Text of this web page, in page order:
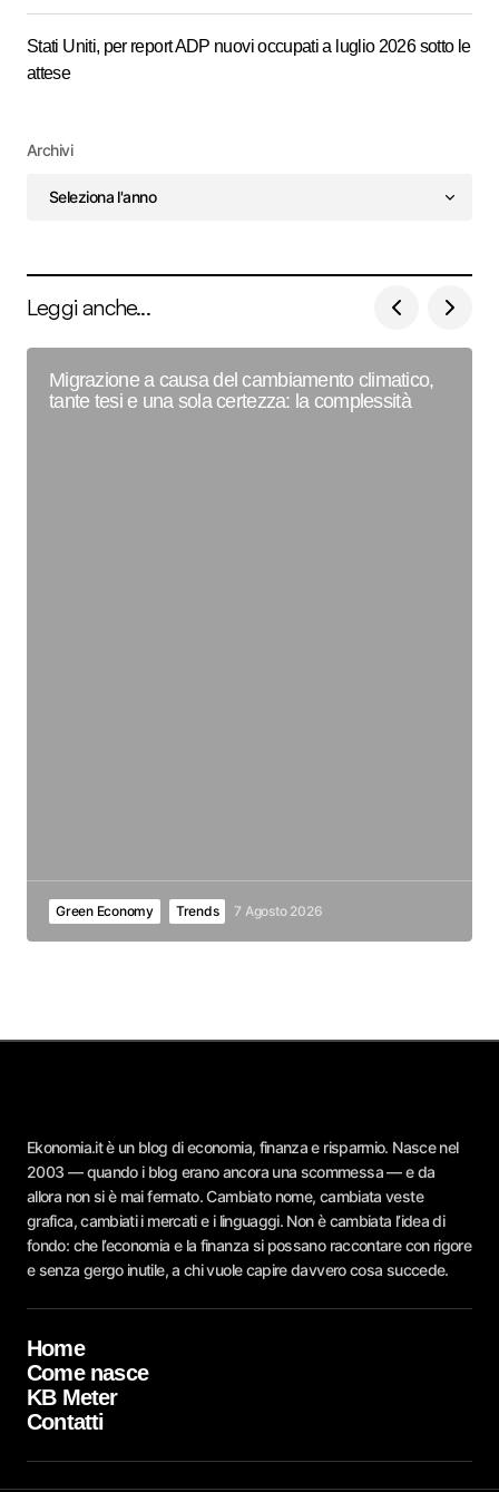
Stati Uniti, per report ADP nuovi occupati a luglio 2026 sotto le
attese
Archivi
Leggi anche...
Migrazione a causa del cambiamento climatico,
tante tesi e una sola certezza: la complessità
Green Economy Trends 7 Agosto 2026
Ekonomia.it è un blog di economia, finanza e risparmio. Nasce nel
2003 — quando i blog erano ancora una scommessa — e da
allora non si è mai fermato. Cambiato nome, cambiata veste
grafica, cambiati i mercati e i linguaggi. Non è cambiata l’idea di
fondo: che l’economia e la finanza si possano raccontare con rigore
e senza gergo inutile, a chi vuole capire davvero cosa succede.
Home
Come nasce
KB Meter
Contatti